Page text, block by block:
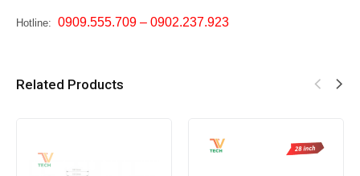
Hotline: 0909.555.709 – 0902.237.923
Related Products